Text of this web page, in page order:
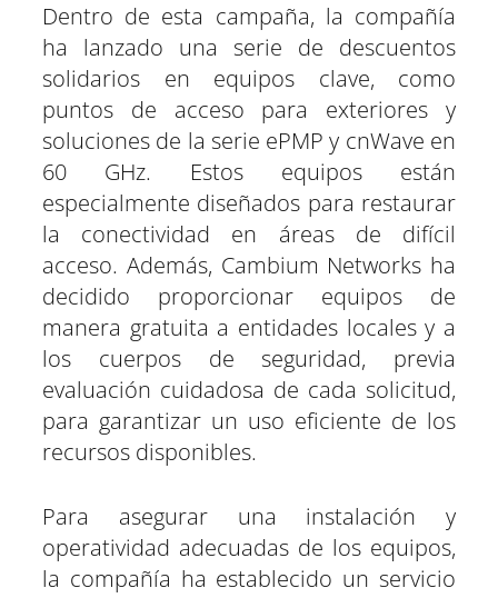
Dentro de esta campaña, la compañía
ha lanzado una serie de descuentos
solidarios en equipos clave, como
puntos de acceso para exteriores y
soluciones de la serie ePMP y cnWave en
60 GHz. Estos equipos están
especialmente diseñados para restaurar
la conectividad en áreas de difícil
acceso. Además, Cambium Networks ha
decidido proporcionar equipos de
manera gratuita a entidades locales y a
los cuerpos de seguridad, previa
evaluación cuidadosa de cada solicitud,
para garantizar un uso eficiente de los
recursos disponibles.
Para asegurar una instalación y
operatividad adecuadas de los equipos,
la compañía ha establecido un servicio